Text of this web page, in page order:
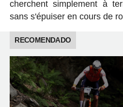
cherchent simplement à
sans s'épuiser en cours de
RECOMENDADO